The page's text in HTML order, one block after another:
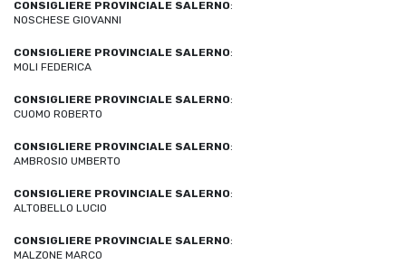
CONSIGLIERE PROVINCIALE SALERNO:
NOSCHESE GIOVANNI
CONSIGLIERE PROVINCIALE SALERNO:
MOLI FEDERICA
CONSIGLIERE PROVINCIALE SALERNO:
CUOMO ROBERTO
CONSIGLIERE PROVINCIALE SALERNO:
AMBROSIO UMBERTO
CONSIGLIERE PROVINCIALE SALERNO:
ALTOBELLO LUCIO
CONSIGLIERE PROVINCIALE SALERNO:
MALZONE MARCO